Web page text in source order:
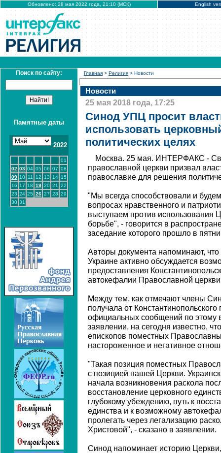
Обновлено: 28 мая 2022 года, 21:10 (МСК) English
Поиск по сайту:
Памятные даты
2022
01
02 03 04 05 06 07 08
09 10 11 12 13 14 15
16 17 18 19 20 21
22
23 24 25 26 27 28 29
30 31
Главная > Религия > Новости
Новости
25 мая 2018 года, 17:25
Синод УПЦ просит
использовать
политических целях
Москва. 25 мая. ИНТЕРФАКС -
православной церкви призвал
православие для решения
"Мы всегда способствовали и
вопросах нравственного и
выступаем против использования
борьбе", - говорится в
заседание которого прошло в
Авторы документа напоминают,
Украине активно обсуждается
предоставления
автокефалии Православной
Между тем, как отмечают члены
получала от Константинопольского
официальных сообщений по этому
заявлении, на сегодня известно,
епископов поместных
настороженное и негативное
"Такая позиция поместных
с позицией нашей Церкви.
начала возникновения раскола
восстановление церковного
глубокому убеждению, путь к
единства и к возможному
пролегать через легализацию
Христовой", - сказано в заявлении.
Синод напоминает историю Церкви,